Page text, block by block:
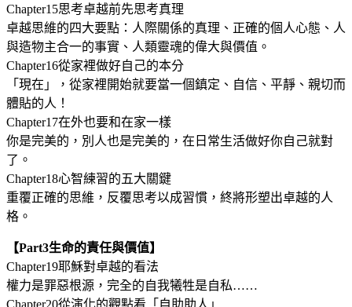
Chapter15思考卓越前先思考真理
卓越思維的四大要點：人際關係的真理、正確的個人心態、人
與造物主合一的事實、人類靈魂的偉大與價值。
Chapter16從家裡做好自己的本分
「現在」，從家裡開始就要當一個鎮定、自信、平靜、親切而
體貼的人！
Chapter17在外也要和在家一樣
你是完美的，別人也是完美的，在日常生活做好你自己就對
了。
Chapter18心智練習的五大關鍵
重覆正確的思維，反覆思考以成習慣，終將形塑出卓越的人
格。
【Part3生命的責任與價值】
Chapter19耶穌對卓越的看法
權力是罪惡根源，完全的自我犧牲是自私……